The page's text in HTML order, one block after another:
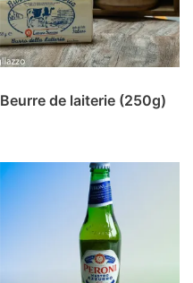
Beurre de laiterie (250g)